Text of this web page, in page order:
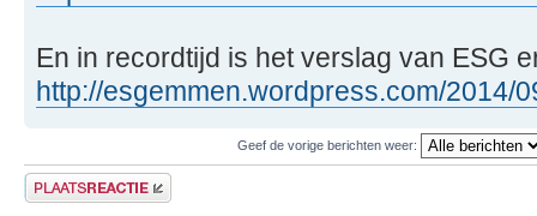
En in recordtijd is het verslag van ESG
http://esgemmen.wordpress.com/2014/
Geef de vorige berichten weer:
Plaats een reactie